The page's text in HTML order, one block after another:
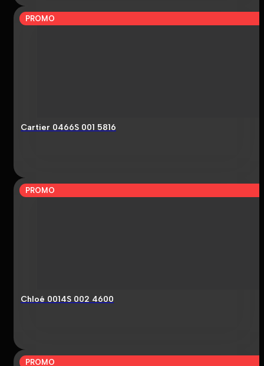
PROMO
Cartier 0466S 001 5816
PROMO
Chloé 0014S 002 4600
PROMO